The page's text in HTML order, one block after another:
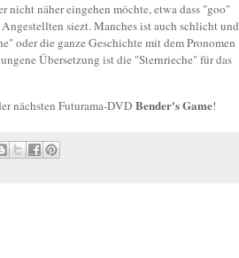
nicht näher eingehen möchte, etwa dass "goo"
siezt. Manches ist auch schlicht und
oder die ganze Geschichte mit dem Pronomen
Übersetzung ist die "Sternrieche" für das
nächsten Futurama-DVD Bender's Game!